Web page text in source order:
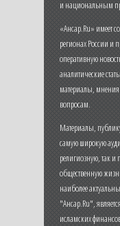
и национальным
«Ансар.Ru» имеет
регионах России и
оперативную
аналитические
материалы, мнения
вопросам.
Материалы,
самую широкую
религиозную, так
общественную
наиболее
"Ансар.Ru",
исламских